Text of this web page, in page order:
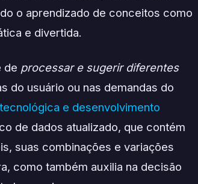
o aprendizado de conceitos como
e divertida.
de processar e sugerir diferentes
do usuário ou nas demandas do
e desenvolvimento
de dados atualizado, que contém
suas combinações e variações
como também auxilia na decisão